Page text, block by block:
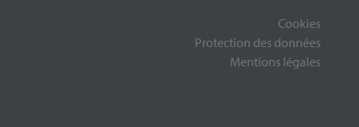
Cookies
Protection des données
Mentions légales